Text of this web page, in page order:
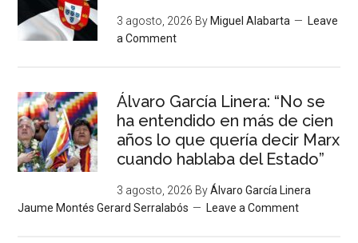
3 agosto, 2026 By Miguel Alabarta
Leave
a Comment
Álvaro García Linera: “No se
ha entendido en más de cien
años lo que quería decir Marx
cuando hablaba del Estado”
3 agosto, 2026 ByÁlvaro García Linera
Jaume Montés Gerard Serralabós
Leave a Comment